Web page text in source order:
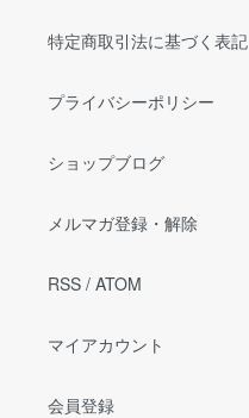
特定商取引法に基づく表記
プライバシーポリシー
ショップブログ
メルマガ登録・解除
RSS / ATOM
マイアカウント
会員登録